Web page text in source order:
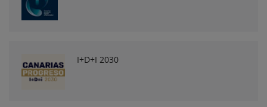
I+D+I 2030